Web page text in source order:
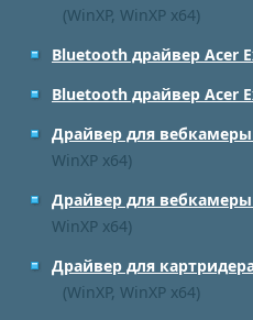
(WinXP, WinXP x64)
Bluetooth драйвер Acer
Bluetooth драйвер Acer
Драйвер для вебкамеры
WinXP x64)
Драйвер для вебкамеры
WinXP x64)
Драйвер для
(WinXP, WinXP x64)